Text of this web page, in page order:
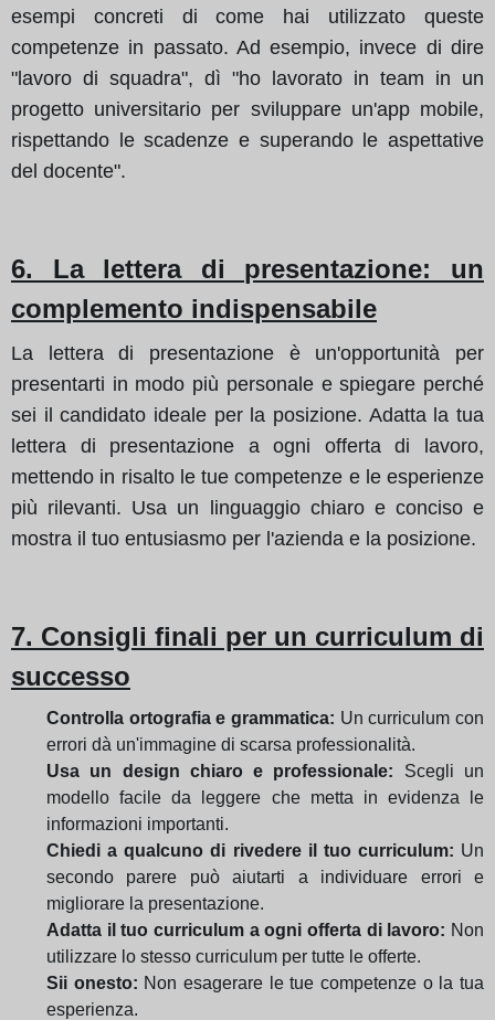
esempi concreti di come hai utilizzato queste
competenze in passato. Ad esempio, invece di dire
"lavoro di squadra", dì "ho lavorato in team in un
progetto universitario per sviluppare un'app mobile,
rispettando le scadenze e superando le aspettative
del docente".
6. La lettera di presentazione: un
complemento indispensabile
La lettera di presentazione è un'opportunità per
presentarti in modo più personale e spiegare perché
sei il candidato ideale per la posizione. Adatta la tua
lettera di presentazione a ogni offerta di lavoro,
mettendo in risalto le tue competenze e le esperienze
più rilevanti. Usa un linguaggio chiaro e conciso e
mostra il tuo entusiasmo per l'azienda e la posizione.
7. Consigli finali per un curriculum di
successo
Controlla ortografia e grammatica: Un curriculum con
errori dà un'immagine di scarsa professionalità.
Usa un design chiaro e professionale: Scegli un
modello facile da leggere che metta in evidenza le
informazioni importanti.
Chiedi a qualcuno di rivedere il tuo curriculum: Un
secondo parere può aiutarti a individuare errori e
migliorare la presentazione.
Adatta il tuo curriculum a ogni offerta di lavoro: Non
utilizzare lo stesso curriculum per tutte le offerte.
Sii onesto: Non esagerare le tue competenze o la tua
esperienza.